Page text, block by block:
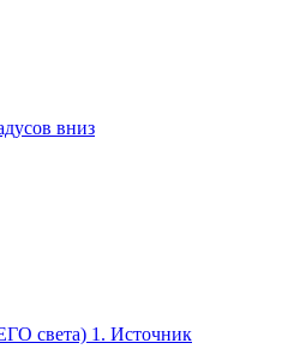
вниз
света) 1. Источник